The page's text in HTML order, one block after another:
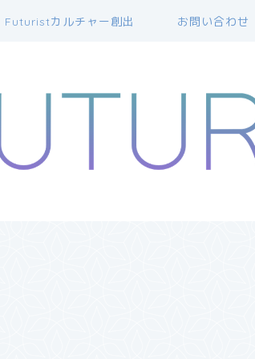
Futuristカルチャー創出 お問い合わせ